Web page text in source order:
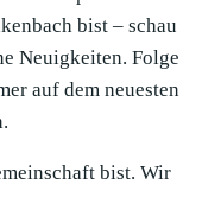
bist – schau
Neuigkeiten. Folge
auf dem neuesten
bist. Wir